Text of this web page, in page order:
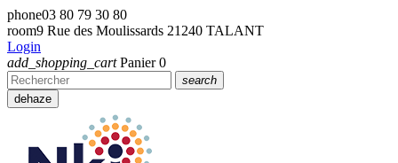
phone03 80 79 30 80
room9 Rue des Moulissards 21240 TALANT
Login
add_shopping_cart Panier 0
search
dehaze